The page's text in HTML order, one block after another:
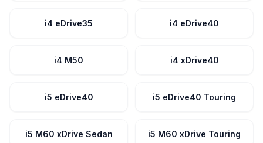
i4 eDrive35 i4 eDrive40
i4 M50 i4 xDrive40
i5 eDrive40 i5 eDrive40 Touring
i5 M60 xDrive Sedan i5 M60 xDrive Touring